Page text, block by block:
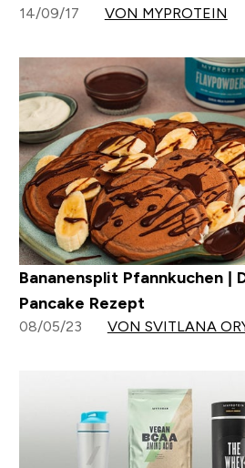
14/09/17 VON MYPROTEIN
Bananensplit Pfannkuchen |
Pancake Rezept
08/05/23 VON SVITLANA